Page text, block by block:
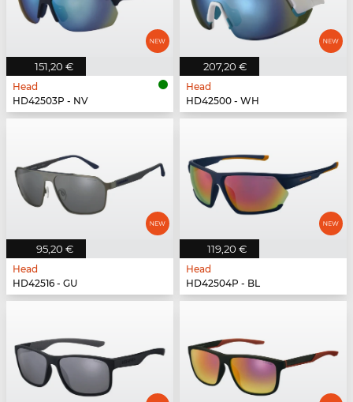
151,20 €
Head
HD42503P - NV
207,20 €
Head
HD42500 - WH
95,20 €
Head
HD42516 - GU
119,20 €
Head
HD42504P - BL